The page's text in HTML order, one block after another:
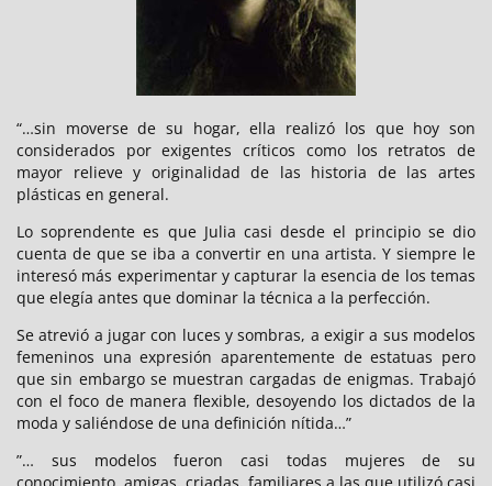
“…sin moverse de su hogar, ella realizó los que hoy son
considerados por exigentes críticos como los retratos de
mayor relieve y originalidad de las historia de las artes
plásticas en general.
Lo soprendente es que Julia casi desde el principio se dio
cuenta de que se iba a convertir en una artista. Y siempre le
interesó más experimentar y capturar la esencia de los temas
que elegía antes que dominar la técnica a la perfección.
Se atrevió a jugar con luces y sombras, a exigir a sus modelos
femeninos una expresión aparentemente de estatuas pero
que sin embargo se muestran cargadas de enigmas. Trabajó
con el foco de manera flexible, desoyendo los dictados de la
moda y saliéndose de una definición nítida…”
”… sus modelos fueron casi todas mujeres de su